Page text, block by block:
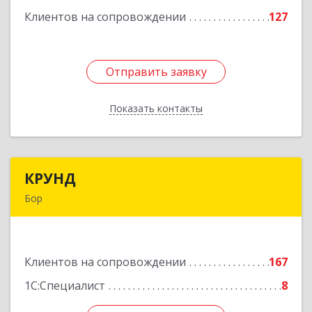
Клиентов на сопровождении 127
Отправить заявку
Показать контакты
Подробнее
Отправить заявку
Назад
КРУНД
Бор
Клиентов на сопровождении
167
1С:Специалист
8
Подробнее